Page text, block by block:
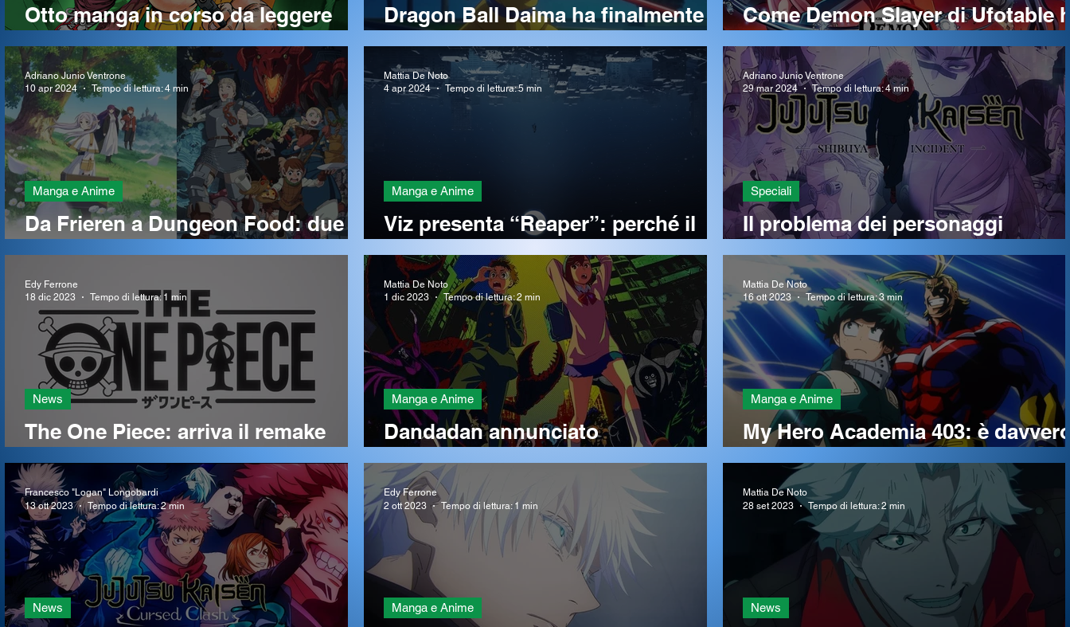
Otto manga in corso da leggere
Dragon Ball Daima ha finalmente
Come Demon Slayer di Ufotable
Da Frieren a Dungeon Food: due
Manga e Anime
Adriano Junio Ventrone
10 apr 2024
Tempo di lettura: 4 min
Viz presenta “Reaper”: perché il
importante?
Manga e Anime
Mattia De Noto
4 apr 2024
Tempo di lettura: 5 min
Il problema dei personaggi
Speciali
Adriano Junio Ventrone
29 mar 2024
Tempo di lettura: 4 min
The One Piece: arriva il remake
dell'anime
News
Edy Ferrone
18 dic 2023
Tempo di lettura: 1 min
Dandadan annunciato
l’adattamento anime
Manga e Anime
Mattia De Noto
1 dic 2023
Tempo di lettura: 2 min
My Hero Academia 403: è
la fine di un’era?
Manga e Anime
Mattia De Noto
16 ott 2023
Tempo di lettura: 3 min
News
Francesco "Logan" Longobardi
13 ott 2023
Tempo di lettura: 2 min
Manga e Anime
Edy Ferrone
2 ott 2023
Tempo di lettura: 1 min
News
Mattia De Noto
28 set 2023
Tempo di lettura: 2 min